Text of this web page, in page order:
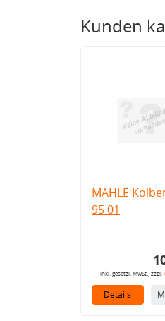
Kunden
MAHLE
95 01
inkl. gesetzl. MwSt., zzgl.
Details